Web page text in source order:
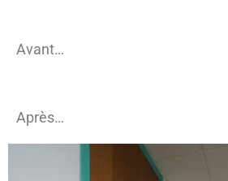
Avant…
Après…